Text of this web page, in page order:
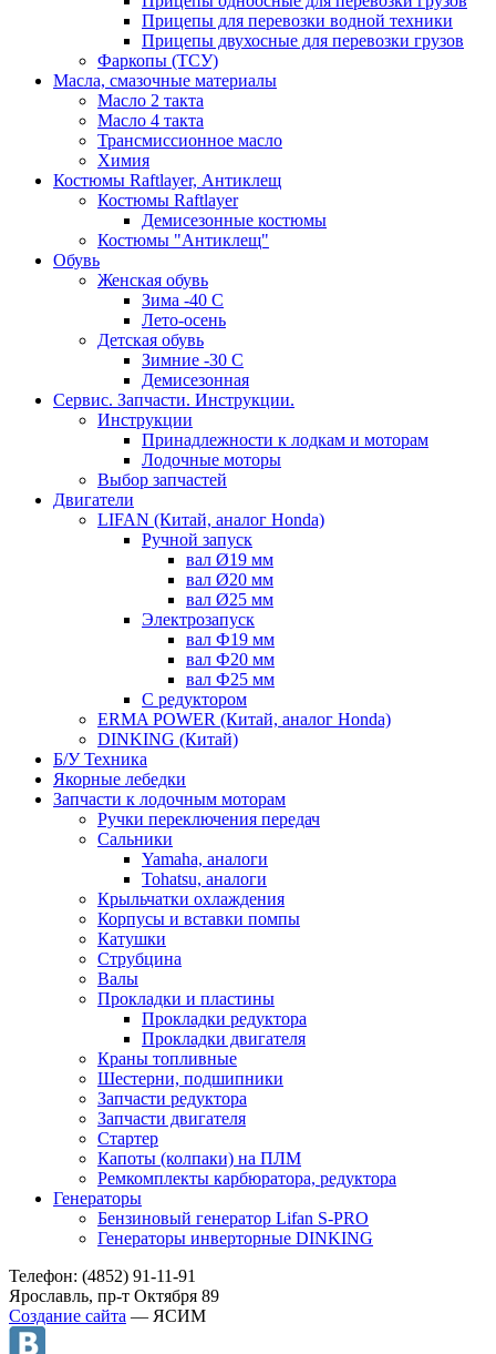
Прицепы для перевозки водной техники
Прицепы двухосные для перевозки грузов
Фаркопы (ТСУ)
Масла, смазочные материалы
Масло 2 такта
Масло 4 такта
Трансмиссионное масло
Химия
Костюмы Raftlayer, Антиклещ
Костюмы Raftlayer
Демисезонные костюмы
Костюмы "Антиклещ"
Обувь
Женская обувь
Зима -40 С
Лето-осень
Детская обувь
Зимние -30 С
Демисезонная
Сервис. Запчасти. Инструкции.
Инструкции
Принадлежности к лодкам и моторам
Лодочные моторы
Выбор запчастей
Двигатели
LIFAN (Китай, аналог Honda)
Ручной запуск
вал Ø19 мм
вал Ø20 мм
вал Ø25 мм
Электрозапуск
вал Ф19 мм
вал Ф20 мм
вал Ф25 мм
С редуктором
ERMA POWER (Китай, аналог Honda)
DINKING (Китай)
Б/У Техника
Якорные лебедки
Запчасти к лодочным моторам
Ручки переключения передач
Сальники
Yamaha, аналоги
Tohatsu, аналоги
Крыльчатки охлаждения
Корпусы и вставки помпы
Катушки
Струбцина
Валы
Прокладки и пластины
Прокладки редуктора
Прокладки двигателя
Краны топливные
Шестерни, подшипники
Запчасти редуктора
Запчасти двигателя
Стартер
Капоты (колпаки) на ПЛМ
Ремкомплекты карбюратора, редуктора
Генераторы
Бензиновый генератор Lifan S-PRO
Генераторы инверторные DINKING
Телефон: (4852) 91-11-91
Ярославль, пр-т Октября 89
Создание сайта — ЯСИМ